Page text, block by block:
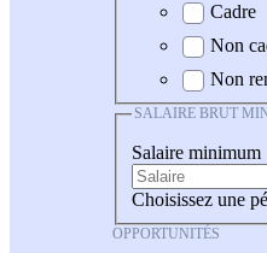
Cadre
Non
Non
SALAIRE BRUT
Salaire minimum
Choisissez une
OPPORTUNITÉS